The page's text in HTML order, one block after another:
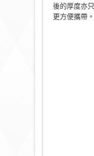
後的厚度亦
更方便攜帶。